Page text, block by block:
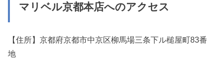
マリベル京都本店へのアクセス
【住所】京都府京都市中京区柳馬場三条下ル槌屋町83番
地